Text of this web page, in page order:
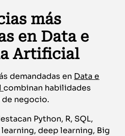
más
en Data e
Artificial
demandadas en Data e
combinan habilidades
negocio.
Python, R, SQL,
deep learning, Big